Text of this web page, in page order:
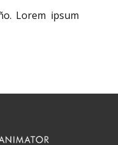
Lorem ipsum